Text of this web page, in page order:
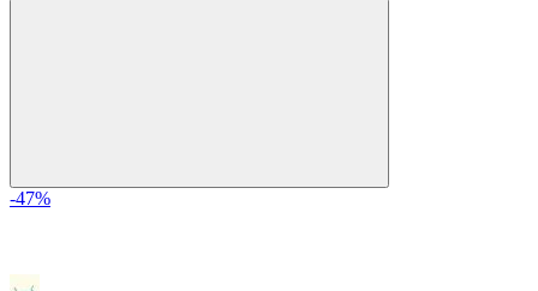
-47%